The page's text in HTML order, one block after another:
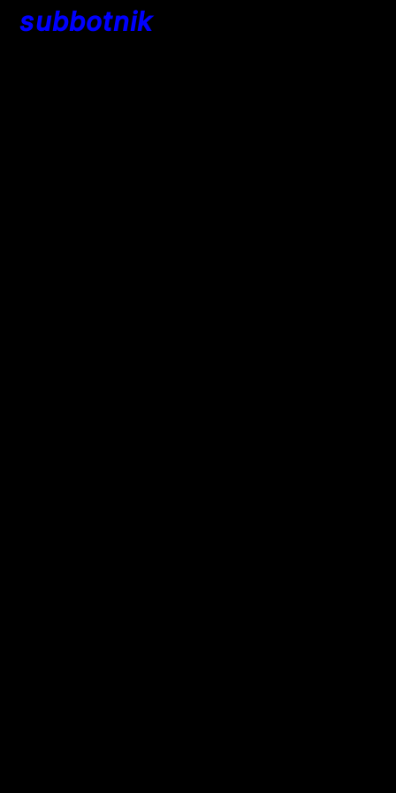
subbotnik
a